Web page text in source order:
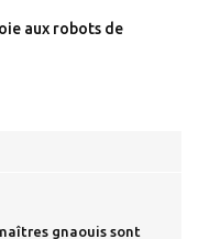
aux robots de
gnaouis sont